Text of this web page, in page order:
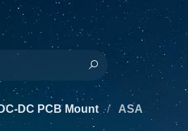
DC PCB Mount / ASA